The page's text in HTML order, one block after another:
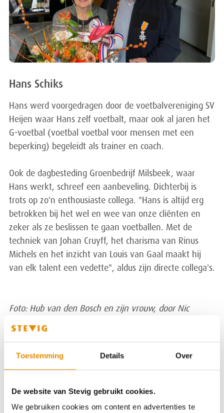
Toestemming Details Over
De website van Stevig gebruikt cookies.
We gebruiken cookies om content en advertenties te
Paul stelde er zijn prepensioen voor uit
Henk van Zwam benoemd als interim-
Hans Schiks
Hans werd voorgedragen door de voetbalvereniging SV
Heijen waar Hans zelf voetbalt, maar ook al jaren het
G-voetbal (voetbal voetbal voor mensen met een
beperking) begeleidt als trainer en coach.
Ook de dagbesteding Groenbedrijf Milsbeek, waar
Hans werkt, schreef een aanbeveling. Dichterbij is
trots op zo'n enthousiaste collega. "Hans is altijd erg
betrokken bij het wel en wee van onze cliënten en
zeker als ze beslissen te gaan voetballen. Met de
techniek van Johan Cruyff, het charisma van Rinus
Michels en het inzicht van Louis van Gaal maakt hij
van elk talent een vedette", aldus zijn directe collega's.
Foto: Hub van den Bosch en zijn vrouw, door Nic